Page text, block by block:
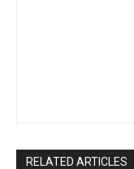
RELATED ARTICLES